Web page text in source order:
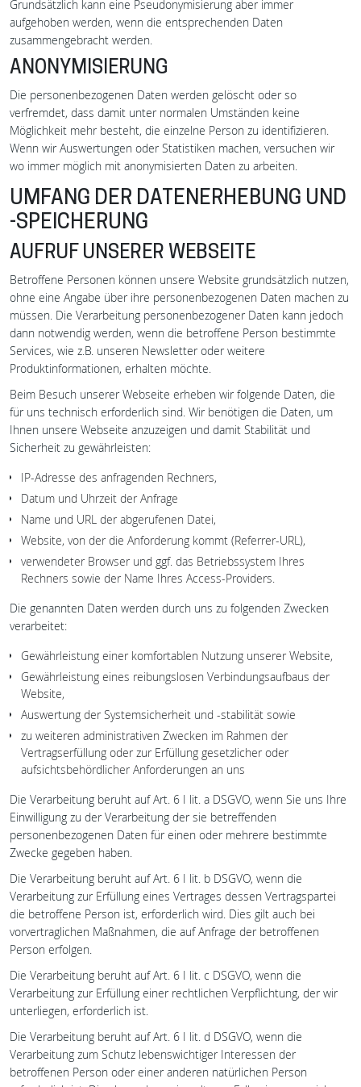
Grundsätzlich kann eine Pseudonymisierung aber immer
aufgehoben werden, wenn die entsprechenden Daten
zusammengebracht werden.
ANONYMISIERUNG
Die personenbezogenen Daten werden gelöscht oder so
verfremdet, dass damit unter normalen Umständen keine
Möglichkeit mehr besteht, die einzelne Person zu identifizieren.
Wenn wir Auswertungen oder Statistiken machen, versuchen wir
wo immer möglich mit anonymisierten Daten zu arbeiten.
UMFANG DER DATENERHEBUNG UND
-SPEICHERUNG
AUFRUF UNSERER WEBSEITE
Betroffene Personen können unsere Website grundsätzlich nutzen,
ohne eine Angabe über ihre personenbezogenen Daten machen zu
müssen. Die Verarbeitung personenbezogener Daten kann jedoch
dann notwendig werden, wenn die betroffene Person bestimmte
Services, wie z.B. unseren Newsletter oder weitere
Produktinformationen, erhalten möchte.
Beim Besuch unserer Webseite erheben wir folgende Daten, die
für uns technisch erforderlich sind. Wir benötigen die Daten, um
Ihnen unsere Webseite anzuzeigen und damit Stabilität und
Sicherheit zu gewährleisten:
IP-Adresse des anfragenden Rechners,
Datum und Uhrzeit der Anfrage
Name und URL der abgerufenen Datei,
Website, von der die Anforderung kommt (Referrer-URL),
verwendeter Browser und ggf. das Betriebssystem Ihres
Rechners sowie der Name Ihres Access-Providers.
Die genannten Daten werden durch uns zu folgenden Zwecken
verarbeitet:
Gewährleistung einer komfortablen Nutzung unserer Website,
Gewährleistung eines reibungslosen Verbindungsaufbaus der
Website,
Auswertung der Systemsicherheit und -stabilität sowie
zu weiteren administrativen Zwecken im Rahmen der
Vertragserfüllung oder zur Erfüllung gesetzlicher oder
aufsichtsbehördlicher Anforderungen an uns
Die Verarbeitung beruht auf Art. 6 I lit. a DSGVO, wenn Sie uns Ihre
Einwilligung zu der Verarbeitung der sie betreffenden
personenbezogenen Daten für einen oder mehrere bestimmte
Zwecke gegeben haben.
Die Verarbeitung beruht auf Art. 6 I lit. b DSGVO, wenn die
Verarbeitung zur Erfüllung eines Vertrages dessen Vertragspartei
die betroffene Person ist, erforderlich wird. Dies gilt auch bei
vorvertraglichen Maßnahmen, die auf Anfrage der betroffenen
Person erfolgen.
Die Verarbeitung beruht auf Art. 6 I lit. c DSGVO, wenn die
Verarbeitung zur Erfüllung einer rechtlichen Verpflichtung, der wir
unterliegen, erforderlich ist.
Die Verarbeitung beruht auf Art. 6 I lit. d DSGVO, wenn die
Verarbeitung zum Schutz lebenswichtiger Interessen der
betroffenen Person oder einer anderen natürlichen Person